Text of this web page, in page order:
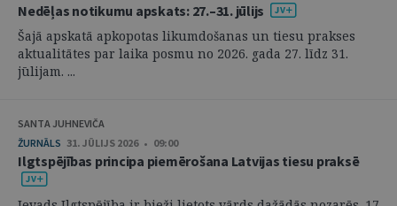
Nedēļas notikumu apskats: 27.–31. jūlijs
Šajā apskatā apkopotas likumdošanas un tiesu prakses
aktualitātes par laika posmu no 2026. gada 27. līdz 31.
jūlijam. ...
SANTA JUHNEVIČA
ŽURNĀLS 31. JŪLIJS 2026 • 09:00
Ilgtspējības principa piemērošana Latvijas tiesu praksē